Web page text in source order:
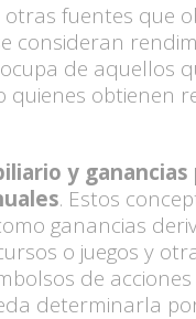
fuentes que
consideran
de aquellos
obtienen
y
. Estos
ganancias
o juegos y
de
determinarla